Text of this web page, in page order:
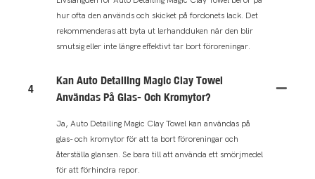
hur ofta den används och skicket på fordonets lack. Det
rekommenderas att byta ut lerhandduken när den blir
smutsig eller inte längre effektivt tar bort föroreningar.
4
Kan Auto Detailing Magic Clay Towel
Användas På Glas- Och Kromytor?
Ja, Auto Detailing Magic Clay Towel kan användas på
glas- och kromytor för att ta bort föroreningar och
återställa glansen. Se bara till att använda ett smörjmedel
för att förhindra repor.